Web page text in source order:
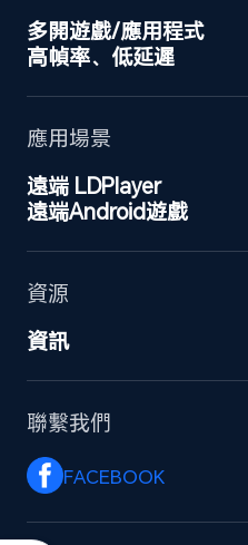
多開遊戲/應用程式
高幀率、低延遲
應用場景
遠端 LDPlayer
遠端Android遊戲
資源
資訊
聯繫我們
FACEBOOK